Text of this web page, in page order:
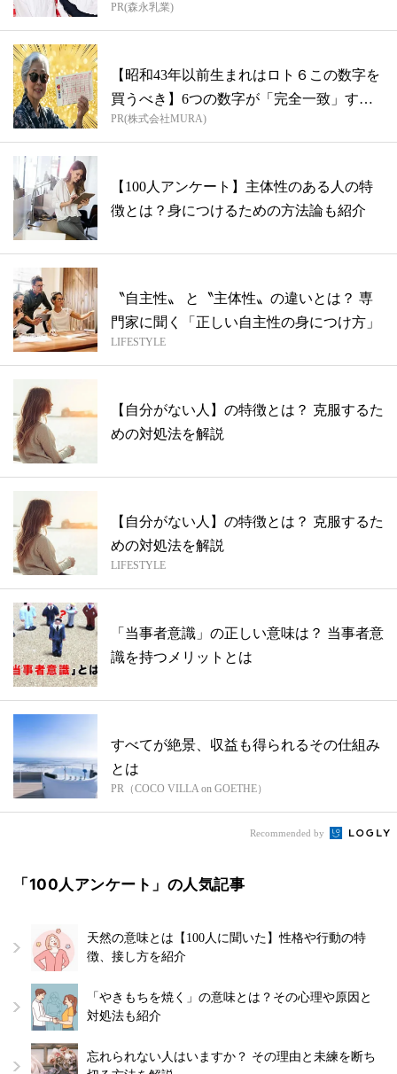
PR(森永乳業)
【昭和43年以前生まれはロト６この数字を
買うべき】6つの数字が「完全一致」する
方...
PR(株式会社MURA)
【100人アンケート】主体性のある人の特
徴とは？身につけるための方法論も紹介
〝自主性〟 と〝主体性〟の違いとは？ 専
門家に聞く「正しい自主性の身につけ方」
LIFESTYLE
【自分がない人】の特徴とは？ 克服するた
めの対処法を解説
【自分がない人】の特徴とは？ 克服するた
めの対処法を解説
LIFESTYLE
「当事者意識」の正しい意味は？ 当事者意
識を持つメリットとは
すべてが絶景、収益も得られるその仕組み
とは
PR（COCO VILLA on GOETHE）
Recommended by
「100人アンケート」の人気記事
天然の意味とは【100人に聞いた】性格や行動の特
徴、接し方を紹介
「やきもちを焼く」の意味とは？その心理や原因と
対処法も紹介
忘れられない人はいますか？ その理由と未練を断ち